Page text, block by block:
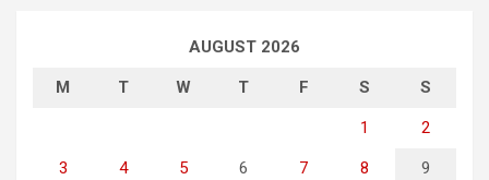
AUGUST 2026
M T W T F S S
1 2
3 4 5 6 7 8 9